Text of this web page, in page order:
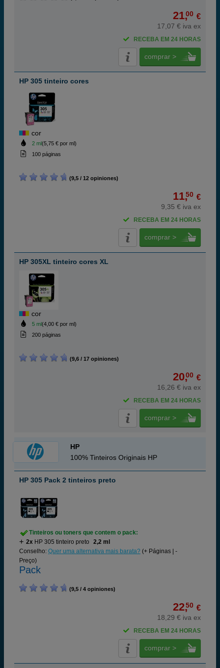
21,00 €
17,07 € iva ex
RECEBA EM 24 HORAS
comprar >
HP 305 tinteiro cores
cor
2 ml(5,75 € por ml)
100 páginas
(9,5 / 12 opiniones)
11,50 €
9,35 € iva ex
RECEBA EM 24 HORAS
comprar >
HP 305XL tinteiro cores XL
cor
5 ml(4,00 € por ml)
200 páginas
(9,6 / 17 opiniones)
20,00 €
16,26 € iva ex
RECEBA EM 24 HORAS
comprar >
HP
100% Tinteiros Originais HP
HP 305 Pack 2 tinteiros preto
Tinteiros ou toners que contem o pack:
2x HP 305 tinteiro preto
2,2 ml
Conselho: Quer uma alternativa mais barata? (+ Páginas | -
Preço)
Pack
(9,5 / 4 opiniones)
22,50 €
18,29 € iva ex
RECEBA EM 24 HORAS
comprar >